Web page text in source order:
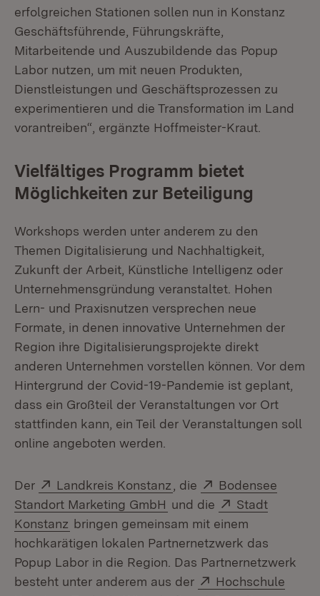
erfolgreichen Stationen sollen nun in Konstanz
Geschäftsführende, Führungskräfte,
Mitarbeitende und Auszubildende das Popup
Labor nutzen, um mit neuen Produkten,
Dienstleistungen und Geschäftsprozessen zu
experimentieren und die Transformation im Land
vorantreiben“, ergänzte Hoffmeister-Kraut.
Vielfältiges Programm bietet
Möglichkeiten zur Beteiligung
Workshops werden unter anderem zu den
Themen Digitalisierung und Nachhaltigkeit,
Zukunft der Arbeit, Künstliche Intelligenz oder
Unternehmensgründung veranstaltet. Hohen
Lern- und Praxisnutzen versprechen neue
Formate, in denen innovative Unternehmen der
Region ihre Digitalisierungsprojekte direkt
anderen Unternehmen vorstellen können. Vor dem
Hintergrund der Covid-19-Pandemie ist geplant,
dass ein Großteil der Veranstaltungen vor Ort
stattfinden kann, ein Teil der Veranstaltungen soll
online angeboten werden.
Der Extern:
Landkreis Konstanz (Öffnet in neuem
, die Extern:
Bodensee
Standort Marketing GmbH (Öffnet in neuem Fenster)
und die Extern:
Stadt
Konstanz (Öffnet in neuem Fenster)
bringen gemeinsam mit einem
hochkarätigen lokalen Partnernetzwerk das
Popup Labor in die Region. Das Partnernetzwerk
besteht unter anderem aus der
Extern:
Hochschule